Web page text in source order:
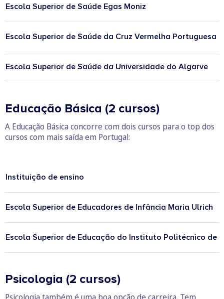
Escola Superior de Saúde Egas Moniz
Escola Superior de Saúde da Cruz Vermelha Portuguesa
Escola Superior de Saúde da Universidade do Algarve
​​​​Educação Básica (2 cursos)
A Educação Básica concorre com dois cursos para o top dos
cursos com mais saída em Portugal:
Instituição de ensino
Escola Superior de Educadores de Infância Maria Ulrich
Escola Superior de Educação do Instituto Politécnico de
Psicologia (2 cursos)